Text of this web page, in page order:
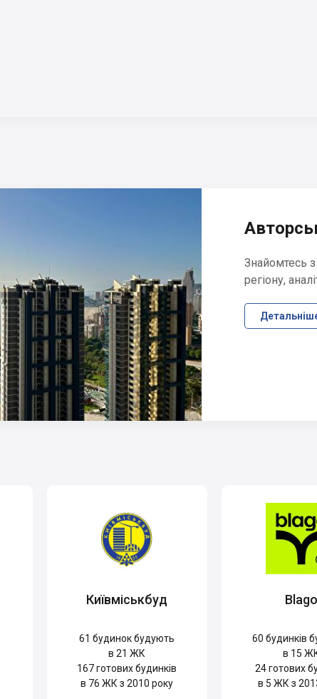
Знайомтесь
регіону,
Київміськбуд
61 будинок будують
в 21 ЖК
167готових будинків
в 76 ЖК з 2010 року
Blago
60 будинків
в 15
24готових
в 5 ЖК з